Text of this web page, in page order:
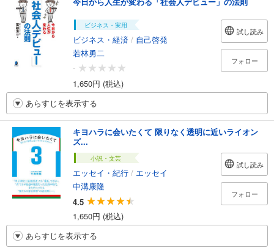
ビジネス・実用
ビジネス・経済 / 自己啓発
若林勇二
-
1,650円 (税込)
試し読み
フォロー
あらすじを表示する
キヨハラに会いたくて 限りなく透明に近いライオン
ズ...
小説・文芸
エッセイ・紀行 / エッセイ
中溝康隆
4.5
1,650円 (税込)
試し読み
フォロー
あらすじを表示する